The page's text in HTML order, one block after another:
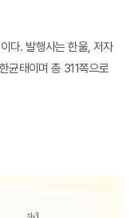
다. 발행사는 한울, 저자
균태이며 총 311쪽으로